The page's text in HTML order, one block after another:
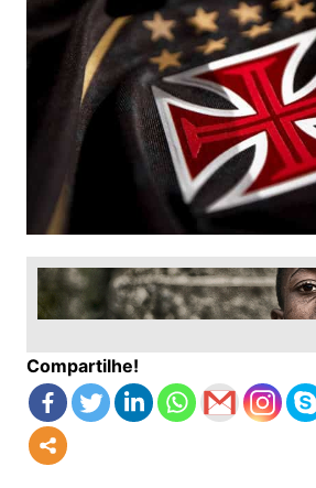
Compartilhe!